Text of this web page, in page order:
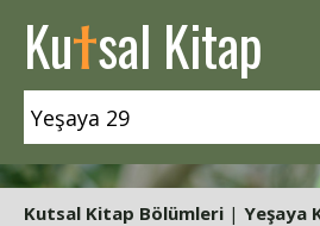
Kutsal Kitap
Kutsal Kitap Bölümleri | Yeşaya